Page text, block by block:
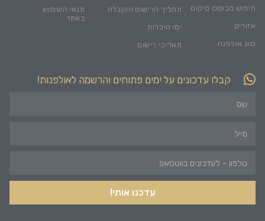
חיפוש מבוסס מיקום
אזורים
סוג אולפנה
תהליך הרישום והקבלה
ימי היכרות
תאריכי רישום
תנאי השימוש
באתר
קבלו עדכונים על ימים פתוחים והרשמה לאולפנות!
עדכנו אותי!